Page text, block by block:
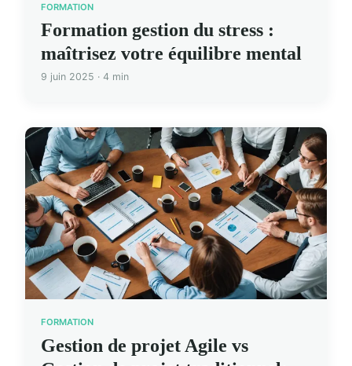
FORMATION
Formation gestion du stress :
maîtrisez votre équilibre mental
9 juin 2025 · 4 min
FORMATION
Gestion de projet Agile vs